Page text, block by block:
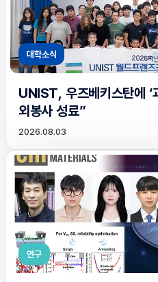
대학소식
UNIST, 우즈베키스탄에 ‘
외봉사 성료”
2026.08.03
연구